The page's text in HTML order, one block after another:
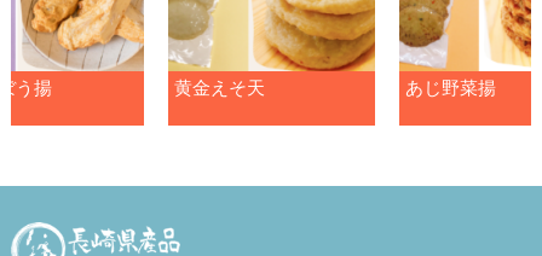
う揚 黄金えそ天 あじ野菜揚